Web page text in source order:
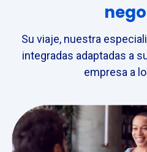
Su viaje, nuestra
integradas adaptadas a
empresa a